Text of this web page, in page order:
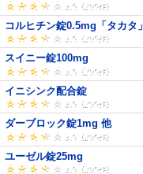
コルヒチン錠0.5mg「タカタ」
スイニー錠100mg
イニシンク配合錠
ダーブロック錠1mg 他
ユーゼル錠25mg